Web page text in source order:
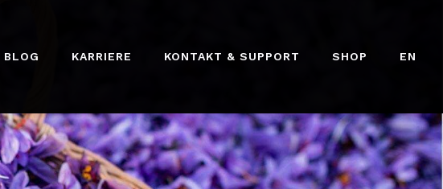
BLOG KARRIERE KONTAKT & SUPPORT SHOP EN